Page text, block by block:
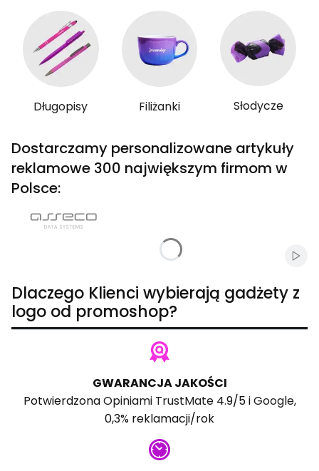
Długopisy Filiżanki Słodycze
Dostarczamy personalizowane artykuły
reklamowe 300 największym firmom w
Polsce:
Dlaczego Klienci wybierają gadżety z
logo od promoshop?
GWARANCJA JAKOŚCI
PotwierdzonaOpiniami TrustMate4.9/5 iGoogle,
0,3% reklamacji/rok